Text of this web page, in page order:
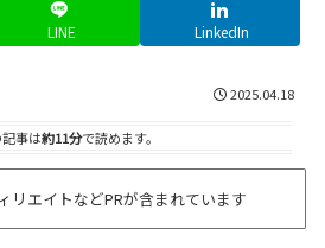
LINE LinkedIn
2025.04.18
記事は約11分で読めます。
リエイトなどPRが含まれています